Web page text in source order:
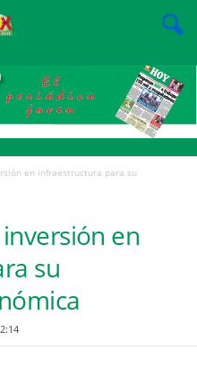
en infraestructura para su
en
su